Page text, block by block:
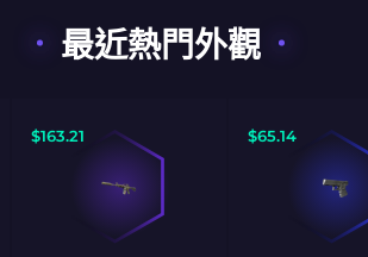
最近熱門外觀
$163.21 $65.14